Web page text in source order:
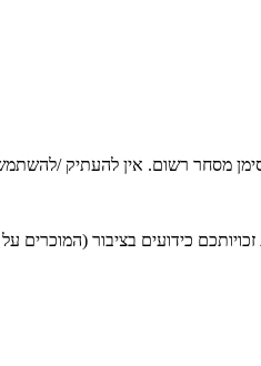
סימן מסחר רשום. אין להעתיק /
כידועים בציבור (המוכרים על